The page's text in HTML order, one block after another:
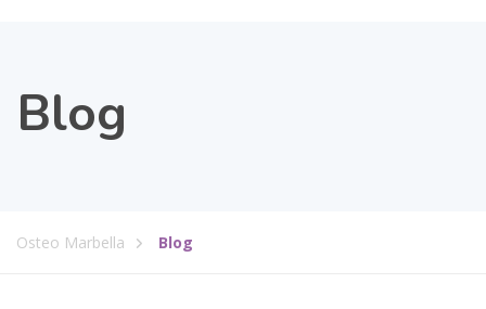
Blog
Osteo Marbella Blog